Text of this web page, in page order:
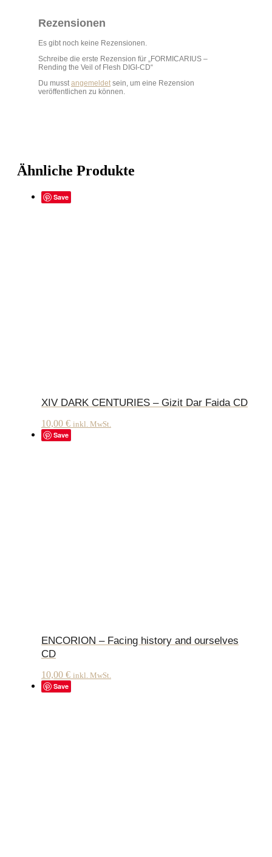
Rezensionen
Es gibt noch keine Rezensionen.
Schreibe die erste Rezension für „FORMICARIUS –
Rending the Veil of Flesh DIGI-CD“
Du musstangemeldetsein, um eine Rezension
veröffentlichen zu können.
Ähnliche Produkte
Save
XIV DARK CENTURIES – Gizit Dar Faida CD
10,00 € inkl. MwSt.
Save
ENCORION – Facing history and ourselves
CD
10,00 € inkl. MwSt.
Save